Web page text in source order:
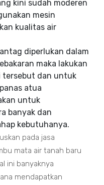
kini sudah moderen
mesin
kualitas air
diperlukan dalam
maka lakukan
tersebut dan untuk
atua
untuk
banyak dan
kebutuhanya.
pada jasa
mata air tanah baru
ini banyaknya
mendapatkan